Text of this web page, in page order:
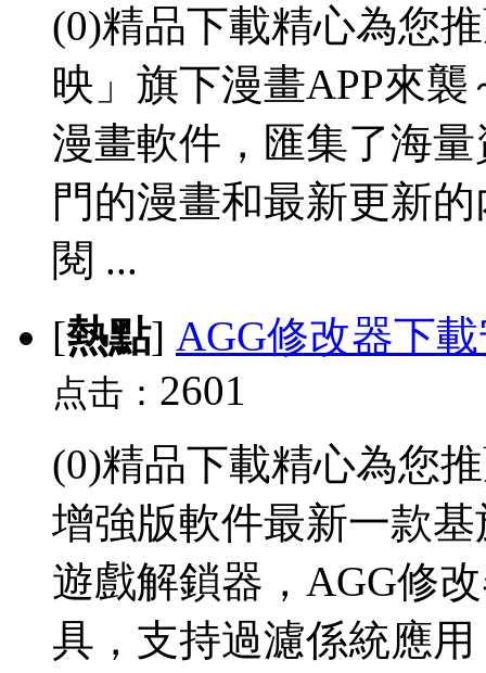
(0)精品下載精心為您
映」旗下漫畫APP來
漫畫軟件，匯集了海
門的漫畫和最新更新
閱 ...
[熱點] AGG修改器下
点击： 2601
(0)精品下載精心為您
增強版軟件最新一款
遊戲解鎖器，AGG修
具，支持過濾係統應